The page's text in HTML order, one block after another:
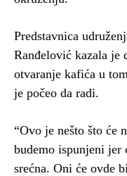
Predstavnica
Ranđelović kazala je
otvaranje kafića u
je počeo da radi.
“Ovo je nešto što će
budemo ispunjeni jer
srećna. Oni će ovde